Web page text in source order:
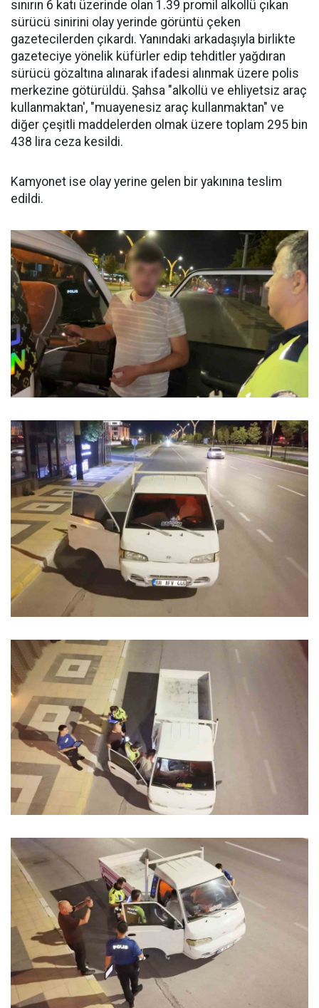
sınırın 6 katı üzerinde olan 1.39 promil alkollü çıkan
sürücü sinirini olay yerinde görüntü çeken
gazetecilerden çıkardı. Yanındaki arkadaşıyla birlikte
gazeteciye yönelik küfürler edip tehditler yağdıran
sürücü gözaltına alınarak ifadesi alınmak üzere polis
merkezine götürüldü. Şahsa "alkollü ve ehliyetsiz araç
kullanmaktan', "muayenesiz araç kullanmaktan" ve
diğer çeşitli maddelerden olmak üzere toplam 295 bin
438 lira ceza kesildi.
Kamyonet ise olay yerine gelen bir yakınına teslim
edildi.